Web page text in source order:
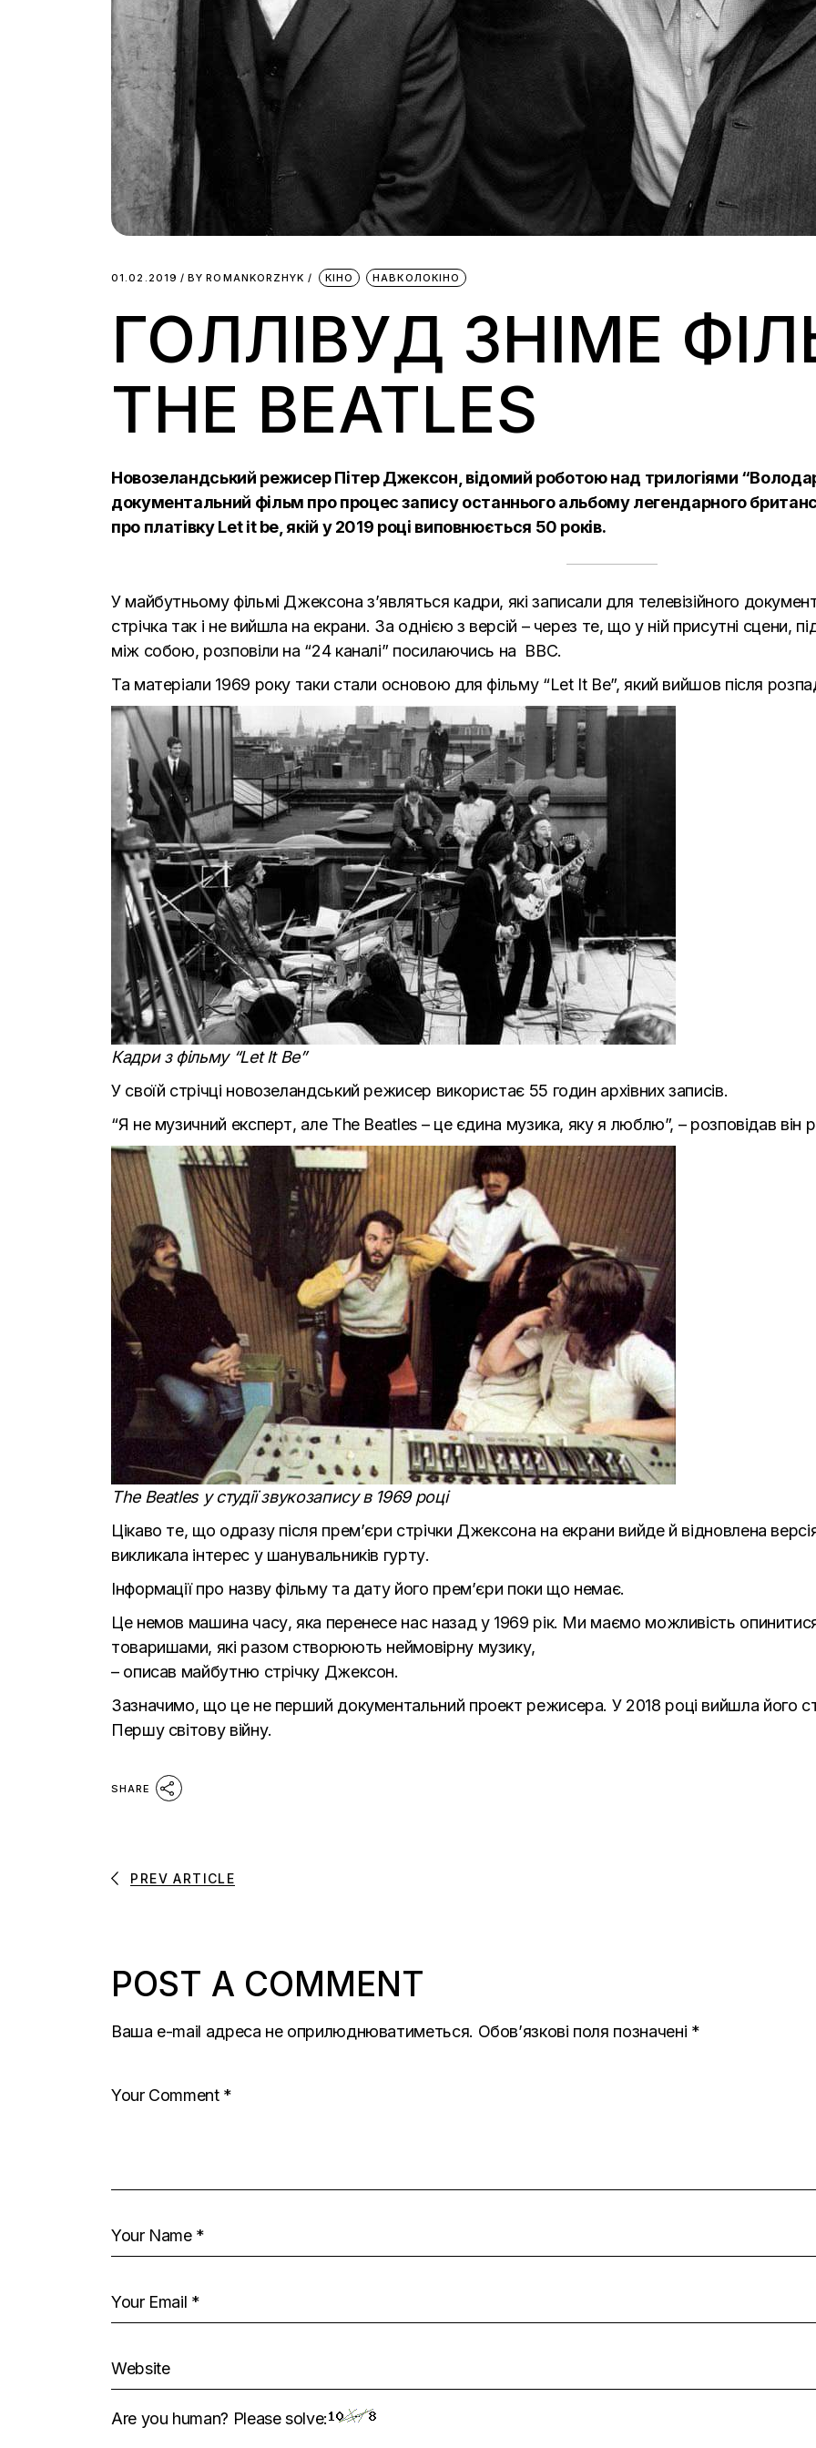
01.02.2019 BY ROMANKORZHYK КІНО НАВКОЛОКІНО
ГОЛЛІВУД ЗНІМЕ
THE BEATLES
Новозеландський режисер Пітер Джексон, відомий роботою над трилогіями “Володар
документальний фільм про процес запису останнього альбому легендарного
про платівку Let it be, якій у 2019 році виповнюється 50 років.
У майбутньому фільмі Джексона з’являться кадри, які записали для телевізійного
стрічка так і не вийшла на екрани. За однією з версій – через те, що у ній присутні сцени,
між собою, розповіли на “24 каналі” посилаючись на BBC.
Та матеріали 1969 року таки стали основою для фільму “Let It Be”, який вийшов після
Кадри з фільму “Let It Be”
У своїй стрічці новозеландський режисер використає 55 годин архівних записів.
“Я не музичний експерт, але The Beatles – це єдина музика, яку я люблю”, – розповідав він
The Beatles у студії звукозапису в 1969 році
Цікаво те, що одразу після прем’єри стрічки Джексона на екрани вийде й відновлена
викликала інтерес у шанувальників гурту.
Інформації про назву фільму та дату його прем’єри поки що немає.
Це немов машина часу, яка перенесе нас назад у 1969 рік. Ми маємо можливість опинитися
товаришами, які разом створюють неймовірну музику,
– описав майбутню стрічку Джексон.
Зазначимо, що це не перший документальний проект режисера. У 2018 році вийшла його
Першу світову війну.
SHARE
PREV ARTICLE
POST A COMMENT
Ваша e-mail адреса не оприлюднюватиметься. Обов’язкові поля позначені *
Are you human? Please solve: